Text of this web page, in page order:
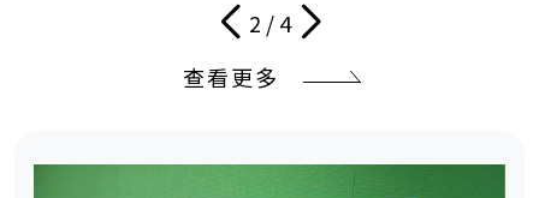
上一頁
2 / 4 下一頁
查看更多